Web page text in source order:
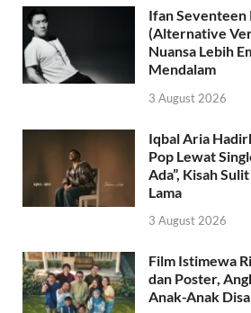
Ifan Seventeen
(Alternative
Nuansa Lebih
Mendalam
3 August 2026
Iqbal Aria
Pop Lewat
Ada”, Kisah
Lama
3 August 2026
Film Istimewa
dan Poster,
Anak-Anak